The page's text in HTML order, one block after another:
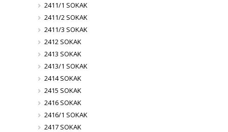
2411/1 SOKAK
2411/2 SOKAK
2411/3 SOKAK
2412 SOKAK
2413 SOKAK
2413/1 SOKAK
2414 SOKAK
2415 SOKAK
2416 SOKAK
2416/1 SOKAK
2417 SOKAK